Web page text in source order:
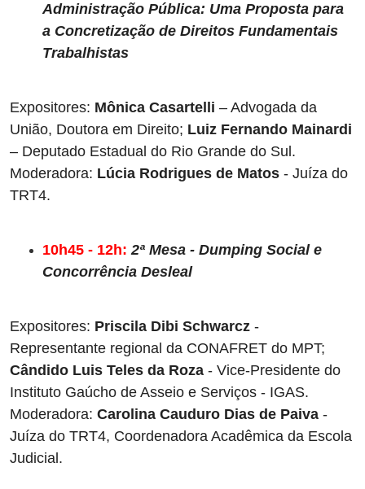
Administração Pública: Uma Proposta para
a Concretização de Direitos Fundamentais
Trabalhistas
Expositores: Mônica Casartelli – Advogada da
União, Doutora em Direito; Luiz Fernando Mainardi
– Deputado Estadual do Rio Grande do Sul.
Moderadora: Lúcia Rodrigues de Matos - Juíza do
TRT4.
10h45 - 12h: 2ª Mesa - Dumping Social e
Concorrência Desleal
Expositores: Priscila Dibi Schwarcz -
Cândido Luis Teles da Roza - Vice-Presidente do
Instituto Gaúcho de Asseio e Serviços - IGAS.
Moderadora: Carolina Cauduro Dias de Paiva -
Juíza do TRT4, Coordenadora Acadêmica da Escola
Judicial.